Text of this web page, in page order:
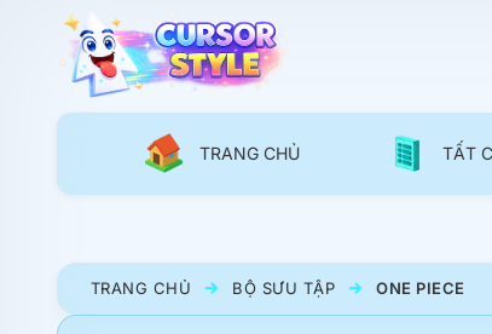
TRANG CHỦ TẤT
TRANG CHỦ BỘ SƯU TẬP ONE PIECE